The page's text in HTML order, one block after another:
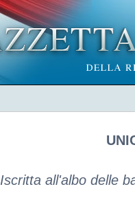
Iscritta all'albo delle